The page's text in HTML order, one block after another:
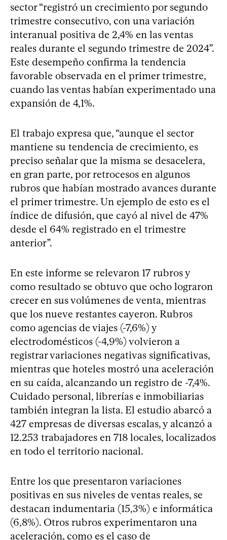
sector “registró un crecimiento por segundo
trimestre consecutivo, con una variación
interanual positiva de 2,4% en las ventas
reales durante el segundo trimestre de 2024”.
Este desempeño confirma la tendencia
favorable observada en el primer trimestre,
cuando las ventas habían experimentado una
expansión de 4,1%.
El trabajo expresa que, “aunque el sector
mantiene su tendencia de crecimiento, es
preciso señalar que la misma se desacelera,
en gran parte, por retrocesos en algunos
rubros que habían mostrado avances durante
el primer trimestre. Un ejemplo de esto es el
índice de difusión, que cayó al nivel de 47%
desde el 64% registrado en el trimestre
anterior”.
En este informe se relevaron 17 rubros y
como resultado se obtuvo que ocho lograron
crecer en sus volúmenes de venta, mientras
que los nueve restantes cayeron. Rubros
como agencias de viajes (-7,6%) y
electrodomésticos (-4,9%) volvieron a
registrar variaciones negativas significativas,
mientras que hoteles mostró una aceleración
en su caída, alcanzando un registro de -7,4%.
Cuidado personal, librerías e inmobiliarias
también integran la lista. El estudio abarcó a
427 empresas de diversas escalas, y alcanzó a
12.253 trabajadores en 718 locales, localizados
en todo el territorio nacional.
Entre los que presentaron variaciones
positivas en sus niveles de ventas reales, se
destacan indumentaria (15,3%) e informática
(6,8%). Otros rubros experimentaron una
aceleración, como es el caso de